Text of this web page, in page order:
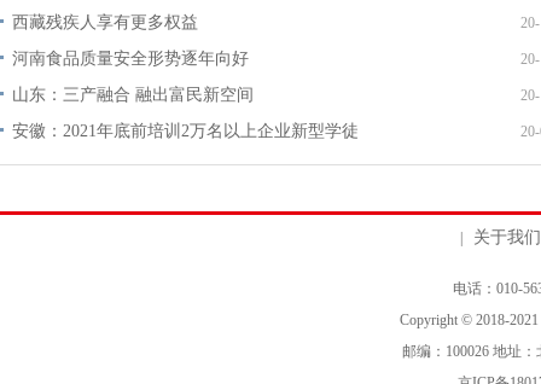
西藏残疾人享有更多权益
河南食品质量安全形势逐年向好
山东：三产融合 融出富民新空间
安徽：2021年底前培训2万名以上企业新型学徒
关于我们
电话：010-
Copyright © 2018-2021
邮编：100026 地址